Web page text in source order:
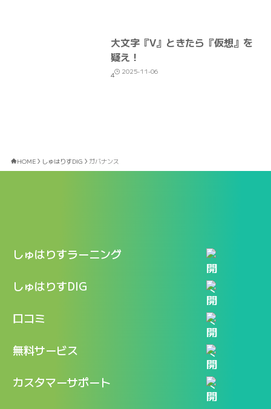
大文字『V』ときたら『仮想』を
疑え！
4 2025-11-06
HOME しゅはりすDIG ガバナンス
しゅはりすラーニング
特長
料金
新着情報
ログイン
しゅはりすDIG
記事一覧
口コミ
口コミ一覧
無料サービス
LINEで『Iパス ならし学習』
カスタマーサポート